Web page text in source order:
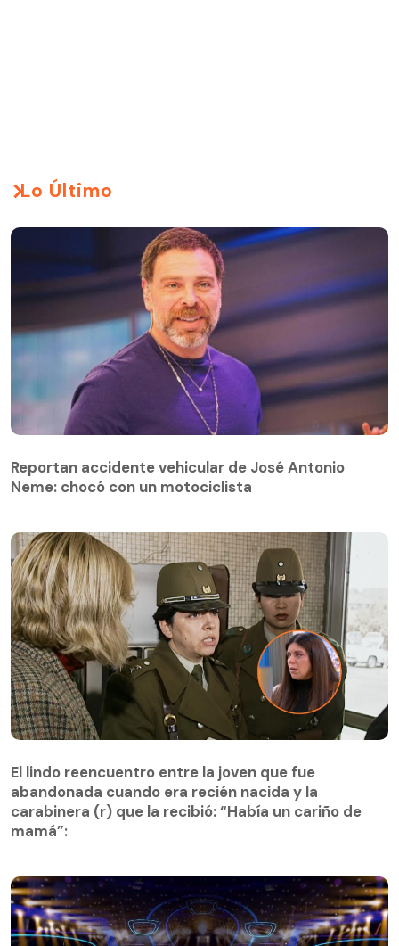
Lo Último
Reportan accidente vehicular de José Antonio
Neme: chocó con un motociclista
abandonada cuando era recién nacida y la
carabinera (r) que la recibió: “Había un cariño de
mamá”:
El lindo reencuentro entre la joven que fue
abandonada cuando era recién nacida y la
carabinera (r) que la recibió: “Había un cariño de
mamá”: